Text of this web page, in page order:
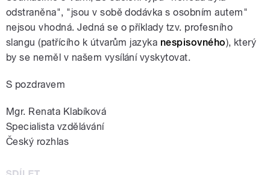
odstraněna", "jsou v sobě dodávka s osobním autem"
nejsou vhodná. Jedná se o příklady tzv. profesního
slangu (patřícího k útvarům jazyka nespisovného), který
by se neměl v našem vysílání vyskytovat.
S pozdravem
Mgr. Renata Klabíková
Specialista vzdělávání
Český rozhlas